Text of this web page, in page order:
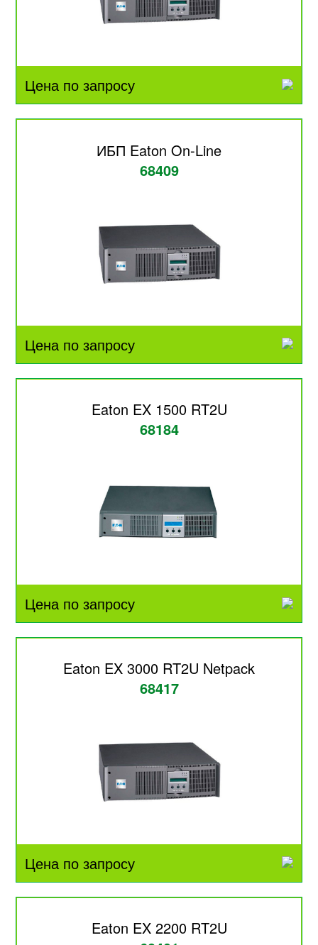
Цена по запросу
ИБП Eaton On-Line
68409
Цена по запросу
Eaton EX 1500 RT2U
68184
Цена по запросу
Eaton EX 3000 RT2U Netpack
68417
Цена по запросу
Eaton EX 2200 RT2U